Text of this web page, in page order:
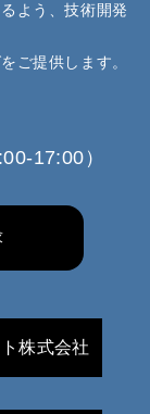
よう、技術開発
ご提供します。
17:00）
株式会社